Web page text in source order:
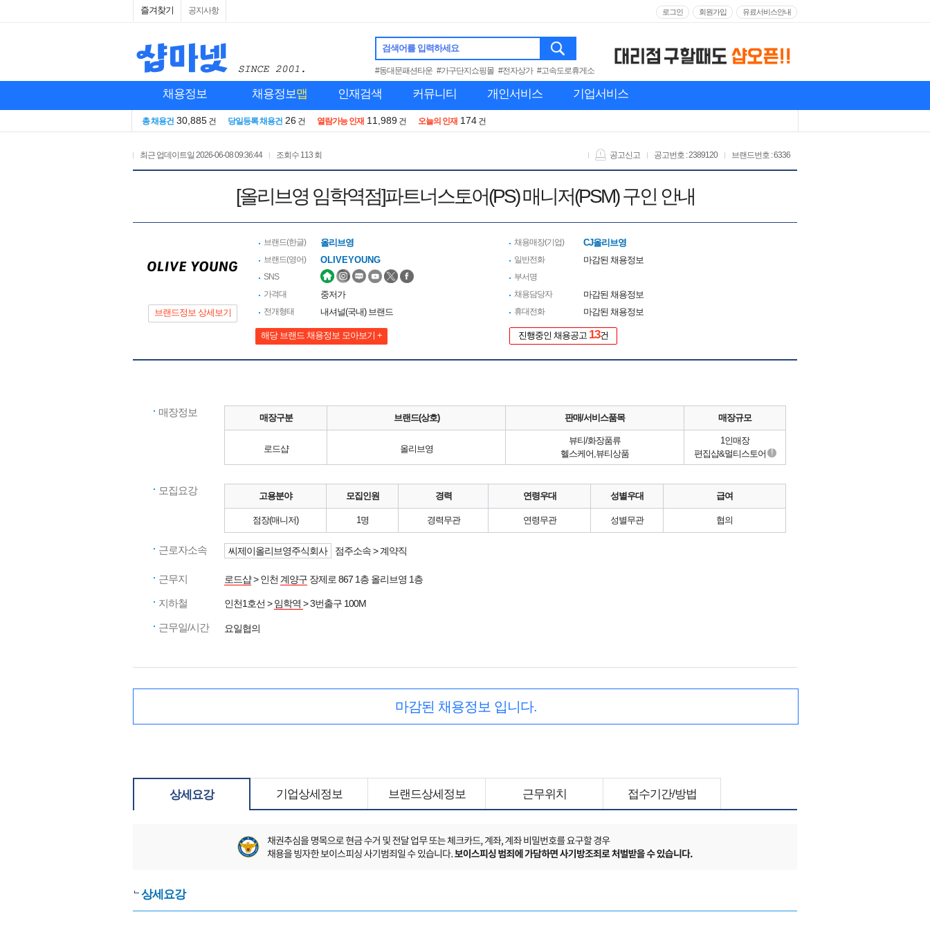
즐겨찾기 공지사항 로그인 회원가입 유료서비스안내
검색어를 입력하세요
#동대문패션타운 #가구단지쇼핑몰 #전자상가 #고속도로휴게소
채용정보 채용정보맵 인재검색 커뮤니티 개인서비스 기업서비스
총 채용건 30,885 건 당일등록 채용건 26 건 열람가능 인재 11,989 건 오늘의 인재 174 건
최근 업데이트일 2026-06-08 09:36:44 조회수 113 회 브랜드번호 : 6336
공고번호 : 2389120
공고신고
[올리브영 임학역점]파트너스토어(PS) 매니저(PSM) 구인 안내
브랜드정보 상세보기
브랜드(한글) 올리브영
브랜드(영어) OLIVEYOUNG
SNS
가격대
중저가
전개형태 내셔널(국내) 브랜드
해당 브랜드 채용정보 모아보기 +
채용매장(기업) CJ올리브영
일반전화 마감된 채용정보
부서명
채용담당자
마감된 채용정보
휴대전화 마감된 채용정보
진행중인 채용공고 13건
매장정보 매장구분 브랜드(상호) 판매/서비스품목 매장규모
로드샵 올리브영
뷰티/화장품류
헬스케어,뷰티상품
1인매장
편집샵&멀티스토어 !
모집요강 고용분야 모집인원 경력 연령우대 성별우대 급여
점장(매니저) 1명 경력무관 연령무관 성별무관 협의
근로자소속 씨제이올리브영주식회사 점주소속 > 계약직
근무지 로드샵> 인천 계양구 장제로 867 1층 올리브영 1층
지하철 인천1호선 >임학역 > 3번출구 100M
근무일/시간 요일협의
마감된 채용정보 입니다.
상세요강 기업상세정보 브랜드상세정보 근무위치 접수기간/방법
상세요강